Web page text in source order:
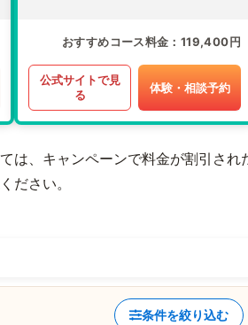
おすすめコース料金 119,400円
公式サイトで見
る
体験・相談予約
は、キャンペーンで料金が割引され
ださい。
条件を絞り込む